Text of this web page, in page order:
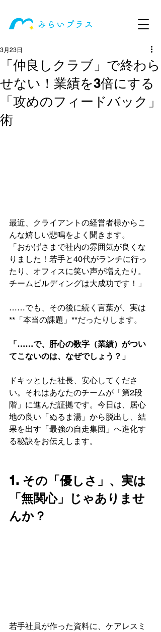
「仲良しクラブ」で終わら
せない！業績を3倍にする
「攻めのフィードバック」
術
3月23日
最近、クライアントの経営者様からこ
んな嬉しい悲鳴をよく聞きます。
「おかげさまで社内の雰囲気が良くな
りました！若手と40代がランチに行っ
たり、オフィスに笑い声が増えたり。
チームビルディングは大成功です！」
……でも、その後に続く言葉が、実は
**「本当の課題」**だったりします。
「……で、肝心の数字（業績）がつい
てこないのは、なぜでしょう？」
ドキッとした社長、安心してくださ
い。それはあなたのチームが「第2段
階」に進んだ証拠です。今日は、居心
地の良い「ぬるま湯」から脱出し、結
果を出す「最強の自走集団」へ進化す
る秘訣をお伝えします。
1. その「優しさ」、実は
「無関心」じゃありませ
んか？
若手社員が作った資料に、ケアレスミ